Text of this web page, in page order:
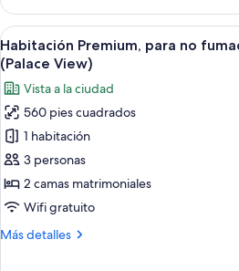
a
la
ciudad
superior,
cama
King
size,
vista
a
la
ciudad
Abrir
todas
las
fotos
de
Habitación
Premium,
para
no
vista
Una
6
Habitación Premium, para no
(Palace View)
Vista a la ciudad
560 pies cuadrados
1 habitación
3 personas
2 camas matrimoniales
Wifi gratuito
Más detalles
Más